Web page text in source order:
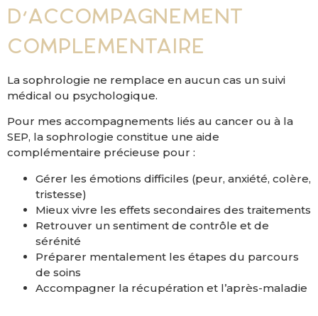
d’accompagnement
complémentaire
La sophrologie ne remplace en aucun cas un suivi
médical ou psychologique.
Pour mes accompagnements liés au cancer ou à la
SEP, la sophrologie constitue une aide
complémentaire précieuse pour :
Gérer les émotions difficiles (peur, anxiété, colère,
tristesse)
Mieux vivre les effets secondaires des traitements
Retrouver un sentiment de contrôle et de
sérénité
Préparer mentalement les étapes du parcours
de soins
Accompagner la récupération et l’après-maladie